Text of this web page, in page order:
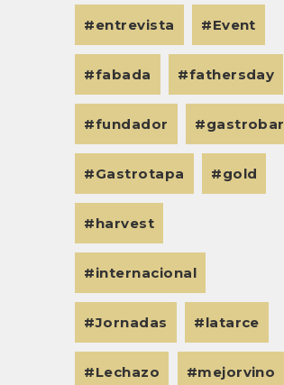
entrevista Event
fabada fathersday
fundador gastrobar
Gastrotapa gold
harvest
internacional
Jornadas latarce
Lechazo mejorvino